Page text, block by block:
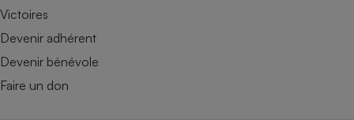
Victoires
Devenir adhérent
Devenir bénévole
Faire un don